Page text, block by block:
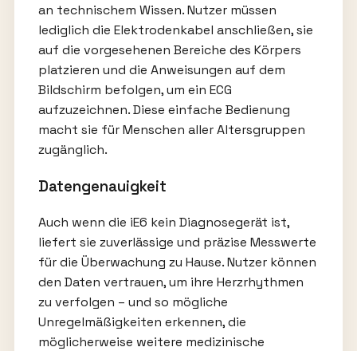
an technischem Wissen. Nutzer müssen
lediglich die Elektrodenkabel anschließen, sie
auf die vorgesehenen Bereiche des Körpers
platzieren und die Anweisungen auf dem
Bildschirm befolgen, um ein ECG
aufzuzeichnen. Diese einfache Bedienung
macht sie für Menschen aller Altersgruppen
zugänglich.
Daten­genauigkeit
Auch wenn die iE6 kein Diagnosegerät ist,
liefert sie zuverlässige und präzise Messwerte
für die Überwachung zu Hause. Nutzer können
den Daten vertrauen, um ihre Herzrhythmen
zu verfolgen – und so mögliche
Unregelmäßigkeiten erkennen, die
möglicherweise weitere medizinische